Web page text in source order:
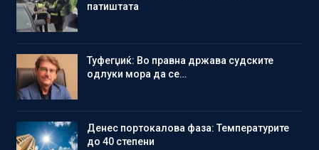
патиштата
Туфегџиќ: Во правна држава судските
одлуки мора да се…
Денес портокалова фаза: Температурите
до 40 степени